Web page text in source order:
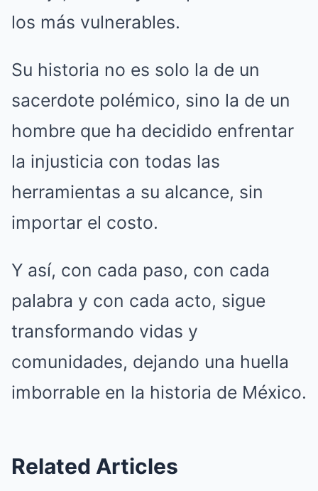
los más vulnerables.
Su historia no es solo la de un
sacerdote polémico, sino la de un
hombre que ha decidido enfrentar
la injusticia con todas las
herramientas a su alcance, sin
importar el costo.
Y así, con cada paso, con cada
palabra y con cada acto, sigue
transformando vidas y
comunidades, dejando una huella
imborrable en la historia de México.
Related Articles